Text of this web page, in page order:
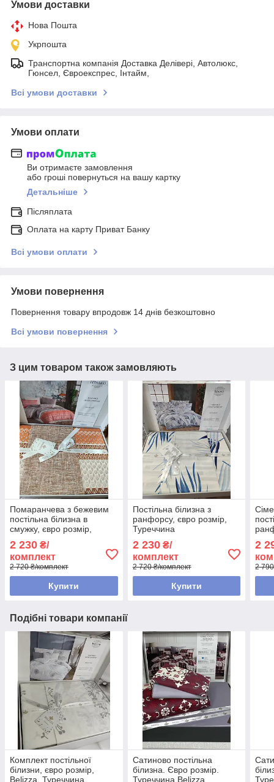
Умови доставки
Нова Пошта
Укрпошта
Транспортна компанія Доставка Делівері, Автолюкс,
Гюнсел, Євроекспрес, Інтайм,
Всі умови доставки
Умови оплати
Ви отримаєте замовлення
або гроші повернуться на вашу картку
Детальніше
Післяплата
Оплата на карту Приват Банку
Всі умови оплати
Умови повернення
Повернення товару впродовж 14 днів безкоштовно
Всі умови повернення
З цим товаром також замовляють
Помаранчева з бежевим
постільна білизна в
смужку, євро розмір,
2 230 ₴/
комплект
2 720 ₴/комплект
Купити
Постільна білизна з
ранфорсу, євро розмір,
Туреччина
2 230₴/
комплект
2 720 ₴/комплект
Купити
2
2
Подібні товари компанії
Комплект постільної
білизни, євро розмір,
Belizza, Туреччина
Сатиново постільна
білизна. Євро розмір.
Туреччина Belizza